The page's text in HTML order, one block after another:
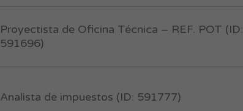
Proyectista de Oficina Técnica – REF. POT (ID:
591696)
Analista de impuestos (ID: 591777)